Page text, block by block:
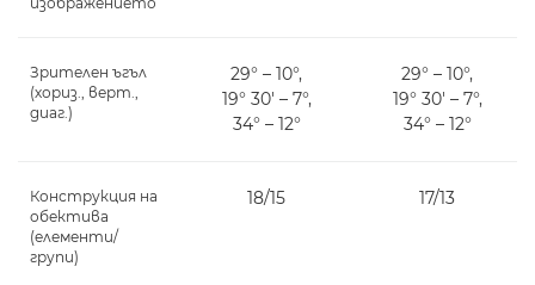
Зрителен ъгъл
(хориз., верт.,
диаг.)
29° – 10°,
19° 30' – 7°,
34° – 12°
29° – 10°,
19° 30' – 7°,
34° – 12°
Конструкция на
обектива
(елементи/
групи)
18/15 17/13